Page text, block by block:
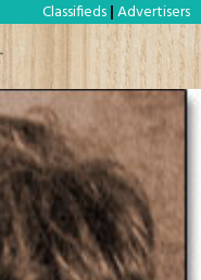
Classifieds | Advertisers